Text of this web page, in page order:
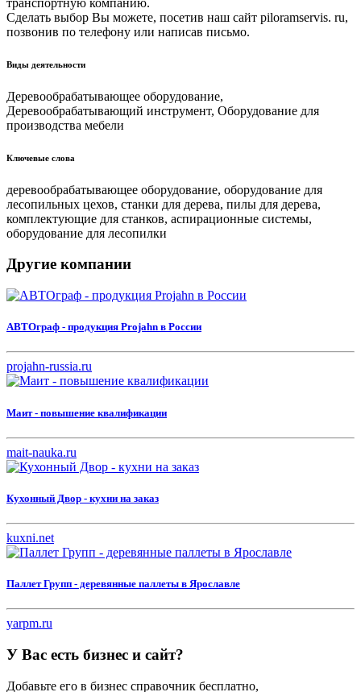
Сделать выбор Вы можете, посетив наш сайт piloramservis. ru,
позвонив по телефону или написав письмо.
Виды деятельности
Деревообрабатывающее оборудование,
Деревообрабатывающий инструмент, Оборудование для
производства мебели
Ключевые слова
деревообрабатывающее оборудование, оборудование для
лесопильных цехов, станки для дерева, пилы для дерева,
комплектующие для станков, аспирационные системы,
оборудование для лесопилки
Другие компании
АВТОграф - продукция Projahn в России
projahn-russia.ru
Маит - повышение квалификации
mait-nauka.ru
Кухонный Двор - кухни на заказ
kuxni.net
Паллет Групп - деревянные паллеты в Ярославле
yarpm.ru
У Вас есть бизнес и сайт?
Добавьте его в бизнес справочник бесплатно,